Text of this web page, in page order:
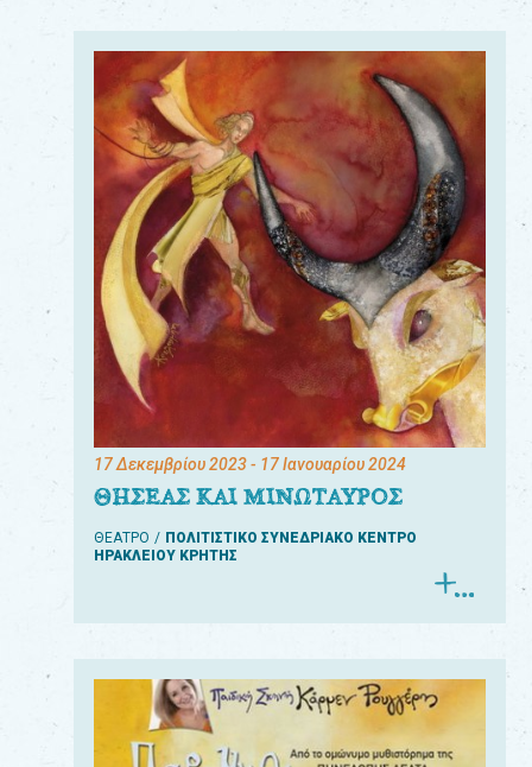
17 Δεκεμβρίου 2023- 17 Ιανουαρίου 2024
ΘΗΣΕΑΣ ΚΑΙ ΜΙΝΩΤΑΥΡΟΣ
ΘΕΑΤΡΟ
ΠΟΛΙΤΙΣΤΙΚΟ ΣΥΝΕΔΡΙΑΚΟ ΚΕΝΤΡΟ
ΗΡΑΚΛΕΙΟΥ ΚΡΗΤΗΣ